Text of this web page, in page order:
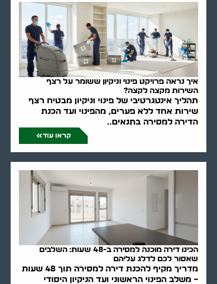
איך נראה פרויקט פינוי וניקיון ששומר על רצף
השירות מקצה לקצה?
תהליך אינטגרטיבי של פינוי וניקיון מבטיח רצף
שירות אחד ללא פערים, מהפינוי ועד הכנת
הדירה למסירה בתנאים..
קראו עוד
הכינו דירה מוכנה למסירה ב-48 שעות: השלבים
שאסור לכם לדלג עליהם
מדריך מקיף להכנת דירה למסירה תוך 48 שעות
– משלב הפינוי הראשוני ועד הניקיון היסודי